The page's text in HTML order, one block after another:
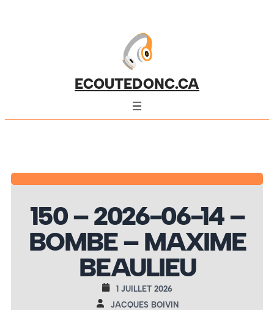
ECOUTEDONC.CA
150 – 2026-06-14 –
BOMBE – MAXIME
BEAULIEU
1 JUILLET 2026
JACQUES BOIVIN